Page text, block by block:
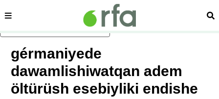
asasliq mezmungha atlang
sehipe
gérmaniyede
dawamlishiwatqan adem
öltürüsh esebiyliki endishe